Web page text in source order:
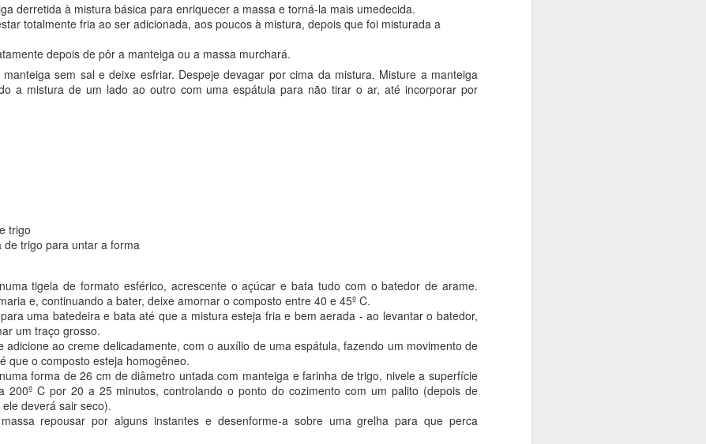
derretida à mistura básica para enriquecer a massa e torná-la mais umedecida.
totalmente fria ao ser adicionada, aos poucos à mistura, depois que foi misturada a
depois de pôr a manteiga ou a massa murchará.
sem sal e deixe esfriar. Despeje devagar por cima da mistura. Misture a manteiga
a mistura de um lado ao outro com uma espátula para não tirar o ar, até incorporar por
trigo
de trigo para untar a forma
tigela de formato esférico, acrescente o açúcar e bata tudo com o batedor de arame.
e, continuando a bater, deixe amornar o composto entre 40 e 45º C.
uma batedeira e bata até que a mistura esteja fria e bem aerada - ao levantar o batedor,
um traço grosso.
adicione ao creme delicadamente, com o auxílio de uma espátula, fazendo um movimento de
que o composto esteja homogêneo.
forma de 26 cm de diâmetro untada com manteiga e farinha de trigo, nivele a superfície
200º C por 20 a 25 minutos, controlando o ponto do cozimento com um palito (depois de
deverá sair seco).
repousar por alguns instantes e desenforme-a sobre uma grelha para que perca